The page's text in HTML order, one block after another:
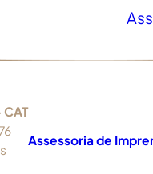
Assessoria de